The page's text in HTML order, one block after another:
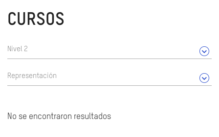
CURSOS
Nivel 2
Representación
No se encontraron resultados